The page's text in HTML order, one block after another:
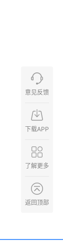
意见反馈
下载APP
了解更多
返回顶部